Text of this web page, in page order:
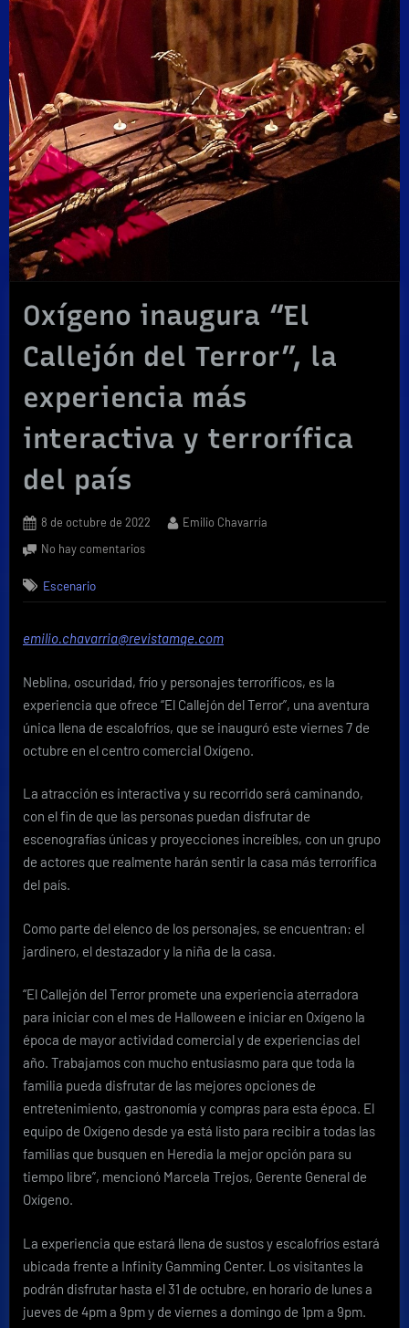
Oxígeno inaugura “El
Callejón del Terror”, la
experiencia más
interactiva y terrorífica
del país
Posted
8 de octubre de 2022 By
Emilio Chavarría
No hay comentariosen
“El
del
la
experiencia
más
interactiva
y
del
país
Escenario
emilio.chavarria@revistamqe.com
Neblina, oscuridad, frío y personajes terroríficos, es la
experiencia que ofrece “El Callejón del Terror”, una aventura
única llena de escalofríos, que se inauguró este viernes 7 de
octubre en el centro comercial Oxígeno.
La atracción es interactiva y su recorrido será caminando,
con el fin de que las personas puedan disfrutar de
escenografías únicas y proyecciones increíbles, con un grupo
de actores que realmente harán sentir la casa más terrorífica
del país.
Como parte del elenco de los personajes, se encuentran: el
jardinero, el destazador y la niña de la casa.
“El Callejón del Terror promete una experiencia aterradora
para iniciar con el mes de Halloween e iniciar en Oxígeno la
época de mayor actividad comercial y de experiencias del
año. Trabajamos con mucho entusiasmo para que toda la
familia pueda disfrutar de las mejores opciones de
entretenimiento, gastronomía y compras para esta época. El
equipo de Oxígeno desde ya está listo para recibir a todas las
familias que busquen en Heredia la mejor opción para su
tiempo libre”, mencionó Marcela Trejos, Gerente General de
Oxígeno.
La experiencia que estará llena de sustos y escalofríos estará
ubicada frente a Infinity Gamming Center. Los visitantes la
podrán disfrutar hasta el 31 de octubre, en horario de lunes a
jueves de 4pm a 9pm y de viernes a domingo de 1pm a 9pm.